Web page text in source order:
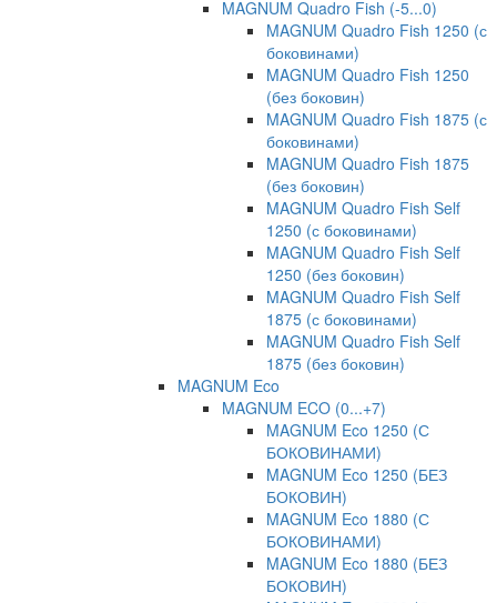
MAGNUM Quadro Fish (-5...0)
MAGNUM Quadro Fish 1250 (с
боковинами)
MAGNUM Quadro Fish 1250
(без боковин)
MAGNUM Quadro Fish 1875 (с
боковинами)
MAGNUM Quadro Fish 1875
(без боковин)
MAGNUM Quadro Fish Self
1250 (с боковинами)
MAGNUM Quadro Fish Self
1250 (без боковин)
MAGNUM Quadro Fish Self
1875 (с боковинами)
MAGNUM Quadro Fish Self
1875 (без боковин)
MAGNUM Eco
MAGNUM ECO (0...+7)
MAGNUM Eco 1250 (С
БОКОВИНАМИ)
MAGNUM Eco 1250 (БЕЗ
БОКОВИН)
MAGNUM Eco 1880 (С
БОКОВИНАМИ)
MAGNUM Eco 1880 (БЕЗ
БОКОВИН)